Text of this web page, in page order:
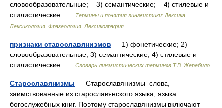
словообразовательные; 3) семантические; 4) стилевые и
стилистические …
Термины и понятия лингвистики: Лексика.
Лексикология. Фразеология. Лексикография
признаки старославянизмов — 1) фонетические; 2)
словообразовательные; 3) семантические; 4) стилевые и
стилистические …
Словарь лингвистических терминов Т.В. Жеребило
Старославянизмы — Старославянизмы слова,
заимствованные из старославянского языка, языка
богослужебных книг. Поэтому старославянизмы включают